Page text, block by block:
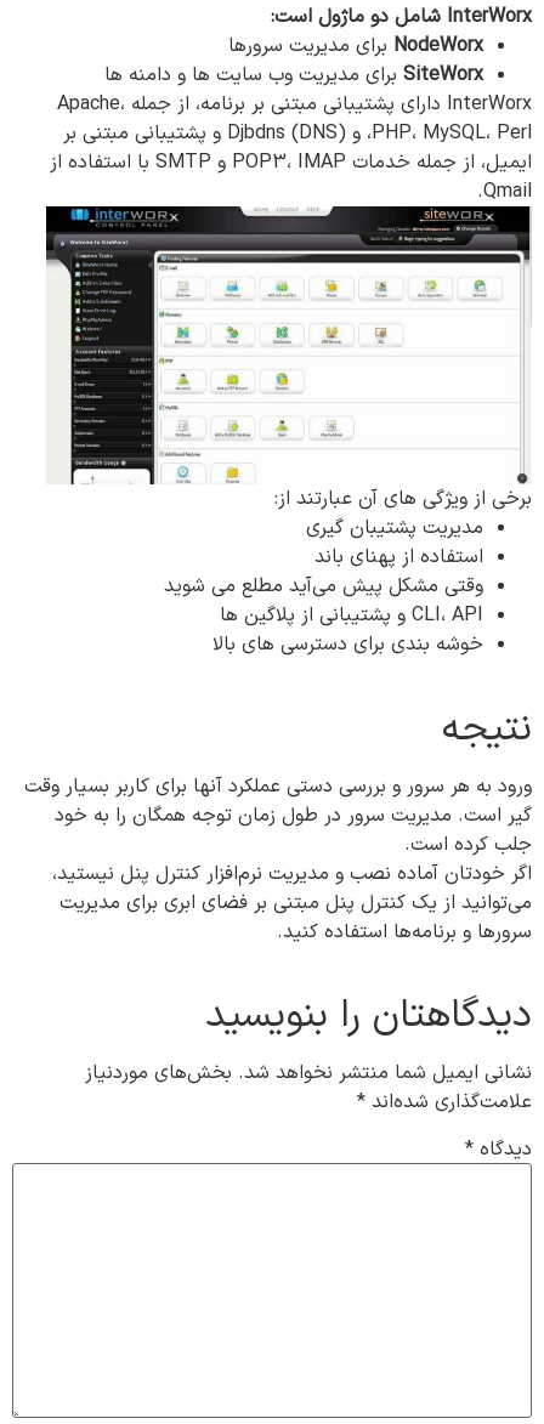
InterWorx شامل دو ماژول است:
NodeWorx برای مدیریت سرورها
SiteWorx برای مدیریت وب سایت ها و دامنه ها
InterWorx دارای پشتیبانی مبتنی بر برنامه، از جمله Apache،
PHP، MySQL، Perl، و Djbdns (DNS) و پشتیبانی مبتنی بر
ایمیل، از جمله خدمات POP3، IMAP و SMTP با استفاده از
Qmail.
برخی از ویژگی های آن عبارتند از:
مدیریت پشتیبان گیری
استفاده از پهنای باند
وقتی مشکل پیش می‌آید مطلع می شوید
CLI، API و پشتیبانی از پلاگین ها
خوشه بندی برای دسترسی های بالا
نتیجه
ورود به هر سرور و بررسی دستی عملکرد آنها برای کاربر بسیار وقت
گیر است. مدیریت سرور در طول زمان توجه همگان را به خود
جلب کرده است.
اگر خودتان آماده نصب و مدیریت نرم‌افزار کنترل پنل نیستید،
می‌توانید از یک کنترل پنل مبتنی بر فضای ابری برای مدیریت
سرورها و برنامه‌ها استفاده کنید.
دیدگاهتان را بنویسید
نشانی ایمیل شما منتشر نخواهد شد. بخش‌های موردنیاز
علامت‌گذاری شده‌اند *
دیدگاه *